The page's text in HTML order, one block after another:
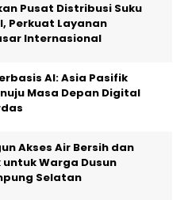
Pusat Distribusi Suku
Perkuat Layanan
Internasional
AI: Asia Pasifik
Masa Depan Digital
Akses Air Bersih dan
Warga Dusun
Selatan